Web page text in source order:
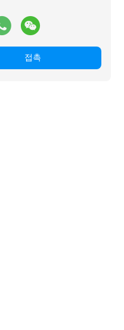
접촉